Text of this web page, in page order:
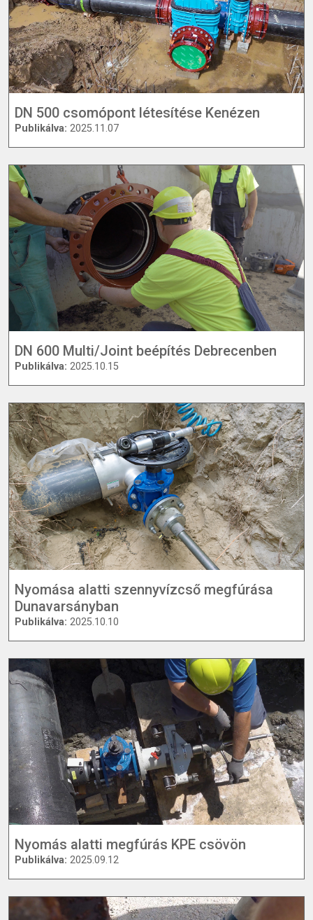
DN 500 csomópont létesítése Kenézen
Publikálva: 2025.11.07
DN 600 Multi/Joint beépítés Debrecenben
Publikálva: 2025.10.15
Nyomása alatti szennyvízcső megfúrása
Dunavarsányban
Publikálva: 2025.10.10
Nyomás alatti megfúrás KPE csövön
Publikálva: 2025.09.12